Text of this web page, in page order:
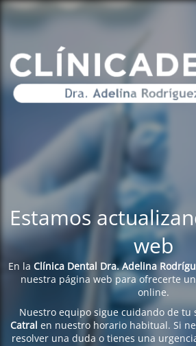
Estamos
web
En la Clínica Dental Dra. Adelina
nuestra página web para ofrecerte
online.
Nuestro equipo sigue cuidando de tu
Catral en nuestro horario habitual. Si
resolver una duda o tienes una